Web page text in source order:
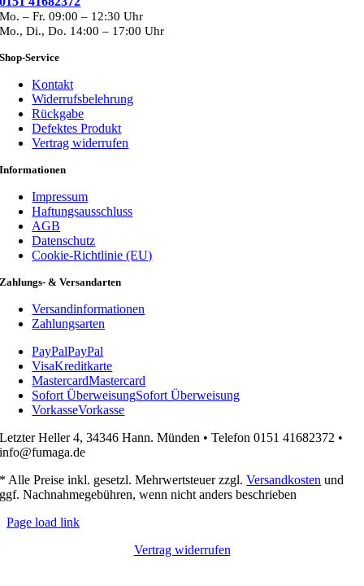
Mo. – Fr. 09:00 – 12:30 Uhr
Mo., Di., Do. 14:00 – 17:00 Uhr
Shop-Service
Kontakt
Widerrufsbelehrung
Rückgabe
Defektes Produkt
Vertrag widerrufen
Informationen
Impressum
Haftungsausschluss
AGB
Datenschutz
Cookie-Richtlinie (EU)
Zahlungs- & Versandarten
Versandinformationen
Zahlungsarten
PayPalPayPal
VisaKreditkarte
MastercardMastercard
Sofort ÜberweisungSofort Überweisung
VorkasseVorkasse
Letzter Heller 4, 34346 Hann. Münden • Telefon 0151 41682372 •
info@fumaga.de
* Alle Preise inkl. gesetzl. Mehrwertsteuer zzgl.Versandkosten und
ggf. Nachnahmegebühren, wenn nicht anders beschrieben
Page load link
Vertrag widerrufen